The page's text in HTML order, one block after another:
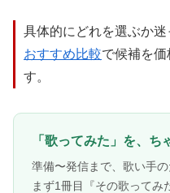
具体的にどれを選ぶか迷
おすすめ比較で候補を価
す。
「歌ってみた」を、ち
準備〜発信まで、歌い手
まず1冊目『その歌ってみ